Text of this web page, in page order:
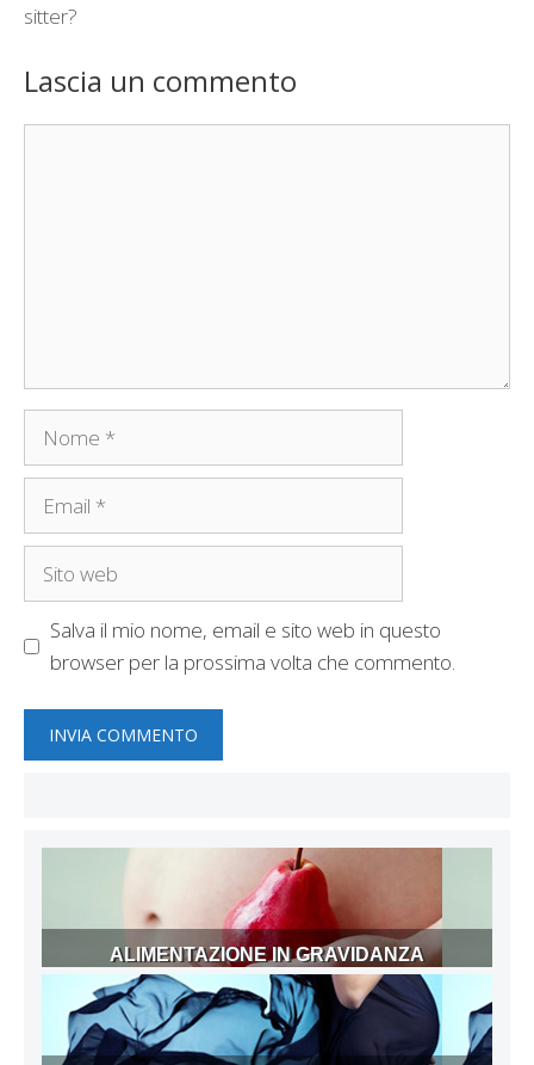
sitter?
Lascia un commento
Nome
Email
Sito
Salva il mio nome, email e sito web in questo
browser per la prossima volta che commento.
ALIMENTAZIONE IN GRAVIDANZA